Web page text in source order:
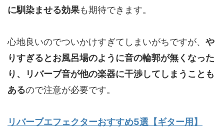
に馴染ませる効果も期待できます。
心地良いのでついかけすぎてしまいがちですが、 や
りすぎるとお風呂場のように音の輪郭が無くなった
り、リバーブ音が他の楽器に干渉してしまうことも
あるので注意が必要です。
リバーブエフェクターおすすめ5選【ギター用】